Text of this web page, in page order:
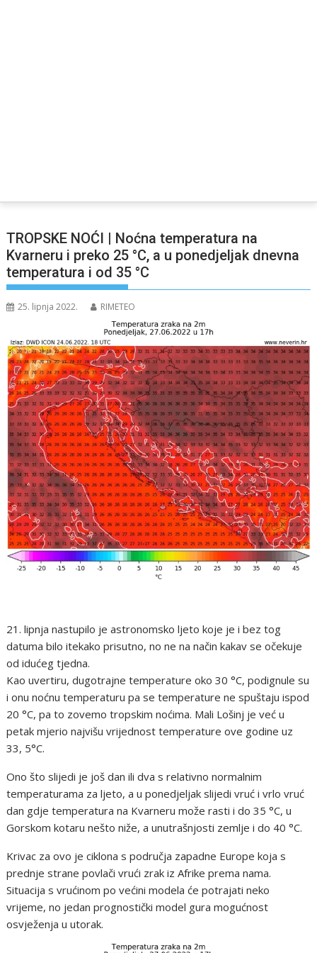
TROPSKE NOĆI | Noćna temperatura na
Kvarneru i preko 25 °C, a u ponedjeljak dnevna
temperatura i od 35 °C
25. lipnja 2022. RIMETEO
21. lipnja nastupilo je astronomsko ljeto koje je i bez tog
datuma bilo itekako prisutno, no ne na način kakav se očekuje
od idućeg tjedna.
Kao uvertiru, dugotrajne temperature oko 30 °C, podignule su
i onu noćnu temperaturu pa se temperature ne spuštaju ispod
20 °C, pa to zovemo tropskim noćima. Mali Lošinj je već u
petak mjerio najvišu vrijednost temperature ove godine uz
33, 5°C.
Ono što slijedi je još dan ili dva s relativno normalnim
temperaturama za ljeto, a u ponedjeljak slijedi vruć i vrlo vruć
dan gdje temperatura na Kvarneru može rasti i do 35 °C, u
Gorskom kotaru nešto niže, a unutrašnjosti zemlje i do 40 °C.
Krivac za ovo je ciklona s područja zapadne Europe koja s
prednje strane povlači vrući zrak iz Afrike prema nama.
Situacija s vrućinom po većini modela će potrajati neko
vrijeme, no jedan prognostički model gura mogućnost
osvježenja u utorak.